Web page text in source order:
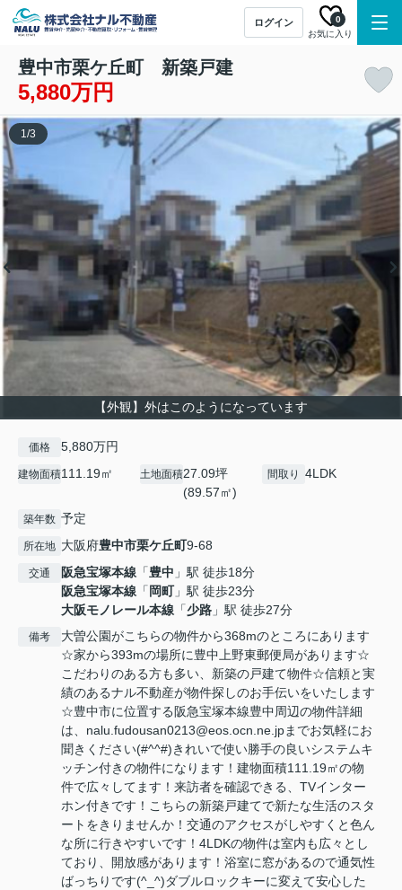
ログイン
お気に入り
0
豊中市栗ケ丘町 新築戸建
5,880万円
【外観】外はこのようになっています
1/3
価格 5,880万円
建物面積111.19㎡ 土地面積27.09坪
(89.57㎡)
間取り 4LDK
築年数 予定
所在地 大阪府豊中市栗ケ丘町9-68
交通 阪急宝塚本線 「豊中 」駅 徒歩18分
阪急宝塚本線 「 岡町」駅 徒歩23分
大阪モノレール本線 「少路 」駅 徒歩27分
備考
大曽公園がこちらの物件から368mのところにあります
☆家から393mの場所に豊中上野東郵便局があります☆
こだわりのある方も多い、新築の戸建て物件☆信頼と実
績のあるナル不動産が物件探しのお手伝いをいたします
☆豊中市に位置する阪急宝塚本線豊中周辺の物件詳細
は、nalu.fudousan0213@eos.ocn.ne.jpまでお気軽にお
聞きください(#^^#)きれいで使い勝手の良いシステムキ
ッチン付きの物件になります！建物面積111.19㎡の物
件で広々してます！来訪者を確認できる、TVインター
ホン付きです！こちらの新築戸建てで新たな生活のスタ
ートをきりませんか！交通のアクセスがしやすくと色ん
な所に行きやすいです！4LDKの物件は室内も広々とし
ており、開放感があります！浴室に窓があるので通気性
ばっちりです(^_^)ダブルロックキーに変えて安心した